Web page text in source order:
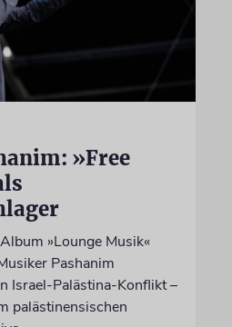
»Free
»Lounge Musik«
Pashanim
Israel-Palästina-Konflikt –
palästinensischen